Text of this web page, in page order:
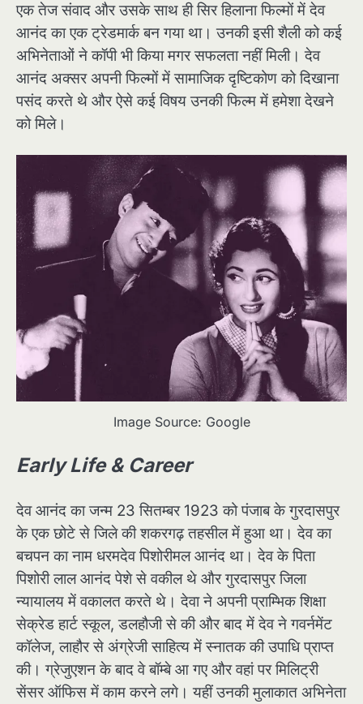
एक तेज संवाद और उसके साथ ही सिर हिलाना फिल्मों में देव
आनंद का एक ट्रेडमार्क बन गया था। उनकी इसी शैली को कई
अभिनेताओं ने कॉपी भी किया मगर सफलता नहीं मिली। देव
आनंद अक्सर अपनी फिल्मों में सामाजिक दृष्टिकोण को दिखाना
पसंद करते थे और ऐसे कई विषय उनकी फिल्म में हमेशा देखने
को मिले।
Image Source: Google
Early Life & Career
देव आनंद का जन्म 23 सितम्बर 1923 को पंजाब के गुरदासपुर
के एक छोटे से जिले की शकरगढ़ तहसील में हुआ था। देव का
बचपन का नाम धरमदेव पिशोरीमल आनंद था। देव के पिता
पिशोरी लाल आनंद पेशे से वकील थे और गुरदासपुर जिला
न्यायालय में वकालत करते थे। देवा ने अपनी प्राम्भिक शिक्षा
सेक्रेड हार्ट स्कूल, डलहौजी से की और बाद में देव ने गवर्नमेंट
कॉलेज, लाहौर से अंग्रेजी साहित्य में स्नातक की उपाधि प्राप्त
की। ग्रेजुएशन के बाद वे बॉम्बे आ गए और वहां पर मिलिट्री
सेंसर ऑफिस में काम करने लगे। यहीं उनकी मुलाकात अभिनेता